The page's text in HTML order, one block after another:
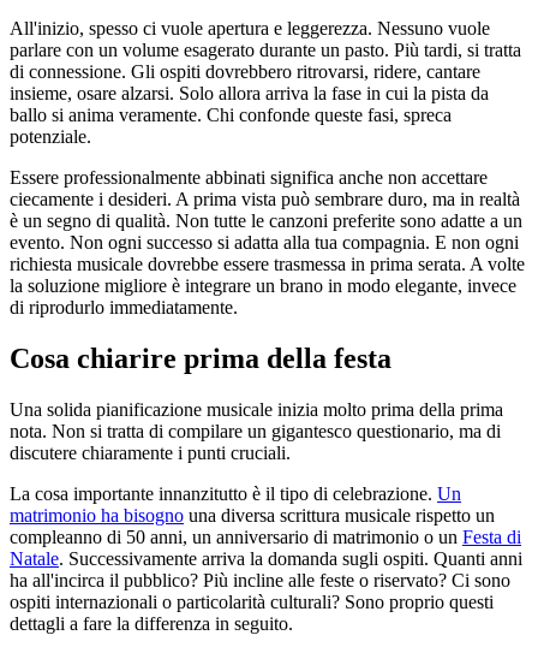
All'inizio, spesso ci vuole apertura e leggerezza. Nessuno vuole
parlare con un volume esagerato durante un pasto. Più tardi, si tratta
di connessione. Gli ospiti dovrebbero ritrovarsi, ridere, cantare
insieme, osare alzarsi. Solo allora arriva la fase in cui la pista da
ballo si anima veramente. Chi confonde queste fasi, spreca
potenziale.
Essere professionalmente abbinati significa anche non accettare
ciecamente i desideri. A prima vista può sembrare duro, ma in realtà
è un segno di qualità. Non tutte le canzoni preferite sono adatte a un
evento. Non ogni successo si adatta alla tua compagnia. E non ogni
richiesta musicale dovrebbe essere trasmessa in prima serata. A volte
la soluzione migliore è integrare un brano in modo elegante, invece
di riprodurlo immediatamente.
Cosa chiarire prima della festa
Una solida pianificazione musicale inizia molto prima della prima
nota. Non si tratta di compilare un gigantesco questionario, ma di
discutere chiaramente i punti cruciali.
La cosa importante innanzitutto è il tipo di celebrazione. Un
matrimonio ha bisogno una diversa scrittura musicale rispetto un
compleanno di 50 anni, un anniversario di matrimonio o un Festa di
Natale. Successivamente arriva la domanda sugli ospiti. Quanti anni
ha all'incirca il pubblico? Più incline alle feste o riservato? Ci sono
ospiti internazionali o particolarità culturali? Sono proprio questi
dettagli a fare la differenza in seguito.